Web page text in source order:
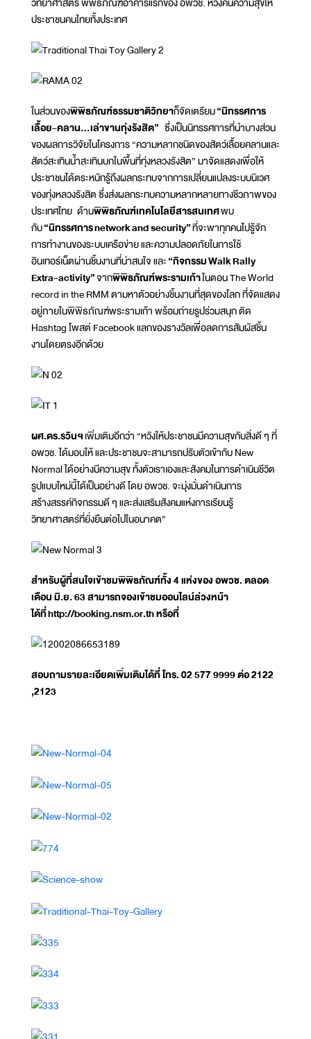
ประชาชนคนไทยทั้งประเทศ
ในส่วนของพิพิธภัณฑ์ธรรมชาติวิทยาก็จัดเตรียม“นิทรรศการ
เลื้อย-คลาน...เล่าขานทุ่งรังสิต” ซึ่งเป็นนิทรรศการที่นำบางส่วน
ของผลการวิจัยในโครงการ “ความหลากชนิดของสัตว์เลื้อยคลานและ
สัตว์สะเทินน้ำสะเทินบกในพื้นที่ทุ่งหลวงรังสิต” มาจัดแสดงเพื่อให้
ประชาชนได้ตระหนักรู้ถึงผลกระทบจากการเปลี่ยนแปลงระบบนิเวศ
ของทุ่งหลวงรังสิต ซึ่งส่งผลกระทบความหลากหลายทางชีวภาพของ
ประเทศไทย ด้านพิพิธภัณฑ์เทคโนโลยีสารสนเทศพบ
กับ“นิทรรศการnetwork and security”ที่จะพาทุกคนไปรู้จัก
การทำงานของระบบเครือข่าย และความปลอดภัยในการใช้
อินเทอร์เน็ตผ่านชิ้นงานที่น่าสนใจ และ“กิจกรรมWalk Rally
Extra-activity”จากพิพิธภัณฑ์พระรามเก้าในตอน The World
record in the RMM ตามหาตัวอย่างชิ้นงานที่สุดของโลก ที่จัดแสดง
อยู่ภายในพิพิธภัณฑ์พระรามเก้า พร้อมถ่ายรูปร่วมสนุก ติด
Hashtag โพสต์ Facebook แลกของรางวัลเพื่อลดการสัมผัสชิ้น
งานโดยตรงอีกด้วย
ผศ.ดร.รวินฯเพิ่มเติมอีกว่า “หวังให้ประชาชนมีความสุขกับสิ่งดี ๆ ที่
อพวช. ได้มอบให้ และประชาชนจะสามารถปรับตัวเข้ากับ New
Normal ได้อย่างมีความสุข ทั้งตัวเราเองและสังคมในการดำเนินชีวิต
รูปแบบใหม่นี้ได้เป็นอย่างดี โดย อพวช. จะมุ่งมั่นดำเนินการ
สร้างสรรค์กิจกรรมดี ๆ และส่งเสริมสังคมแห่งการเรียนรู้
วิทยาศาสตร์ที่ยั่งยืนต่อไปในอนาคต”
สำหรับผู้ที่สนใจเข้าชมพิพิธภัณฑ์ทั้ง 4 แห่งของ อพวช. ตลอด
เดือน มิ.ย. 63 สามารถจองเข้าชมออนไลน์ล่วงหน้า
ได้ที่http://booking.nsm.or.th หรือที่
สอบถามรายละเอียดเพิ่มเติมได้ที่ โทร. 02 577 9999 ต่อ 2122
,2123